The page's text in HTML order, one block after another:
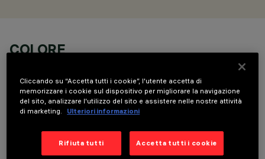
COLORE
COMPONENTI OPZIONALI
Cliccando su “Accetta tutti i cookie”, l'utente accetta di
memorizzare i cookie sul dispositivo per migliorare la navigazione
del sito, analizzare l'utilizzo del sito e assistere nelle nostre attività
di marketing.
Ulteriori informazioni
Rifiuta tutti Accetta tutti i cookie